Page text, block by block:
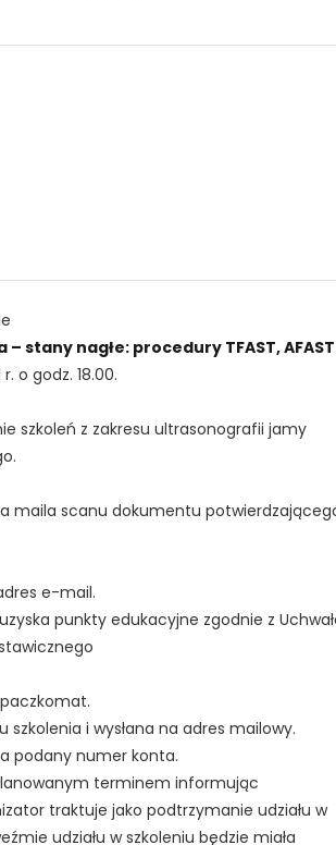
JESTEM PROFESIONALISTĄ
Nie jestem profesionalistą
stany nagłe: procedury TFAST,
o godz. 18.00.
szkoleń z zakresu ultrasonografii jamy
maila scanu dokumentu
e-mail.
punkty edukacyjne zgodnie z
szkolenia i wysłana na adres mailowy.
podany numer konta.
terminem informując
traktuje jako podtrzymanie udziału w
udziału w szkoleniu będzie miała